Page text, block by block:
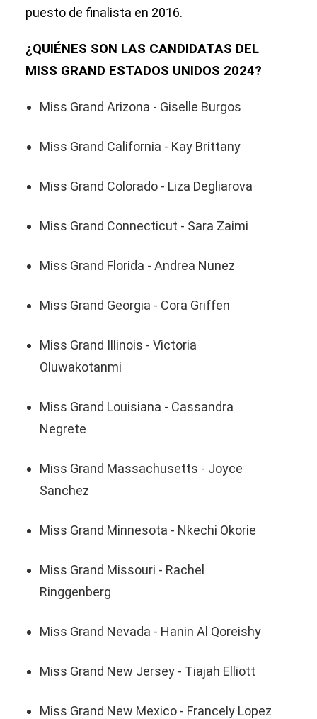
puesto de finalista en 2016.
¿QUIÉNES SON LAS CANDIDATAS DEL
MISS GRAND ESTADOS UNIDOS 2024?
Miss Grand Arizona - Giselle Burgos
Miss Grand California - Kay Brittany
Miss Grand Colorado - Liza Degliarova
Miss Grand Connecticut - Sara Zaimi
Miss Grand Florida - Andrea Nunez
Miss Grand Georgia - Cora Griffen
Miss Grand Illinois - Victoria
Oluwakotanmi
Miss Grand Louisiana - Cassandra
Negrete
Miss Grand Massachusetts - Joyce
Sanchez
Miss Grand Minnesota - Nkechi Okorie
Miss Grand Missouri - Rachel
Ringgenberg
Miss Grand Nevada - Hanin Al Qoreishy
Miss Grand New Jersey - Tiajah Elliott
Miss Grand New Mexico - Francely Lopez